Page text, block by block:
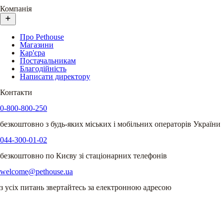
Компанія
Про Pethouse
Магазини
Кар'єра
Постачальникам
Благодійність
Написати директору
Контакти
0-800-800-250
безкоштовно з будь-яких міських і мобільних операторів України
044-300-01-02
безкоштовно по Києву зі стаціонарних телефонів
welcome@pethouse.ua
з усіх питань звертайтесь за електронною адресою